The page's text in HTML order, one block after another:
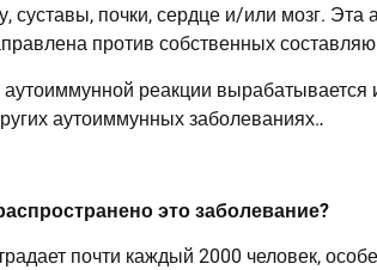
суставы, почки, сердце и/или мозг. Эта
против собственных
аутоиммунной реакции
аутоиммунных заболеваниях..
это заболевание?
почти каждый 2000 человек,